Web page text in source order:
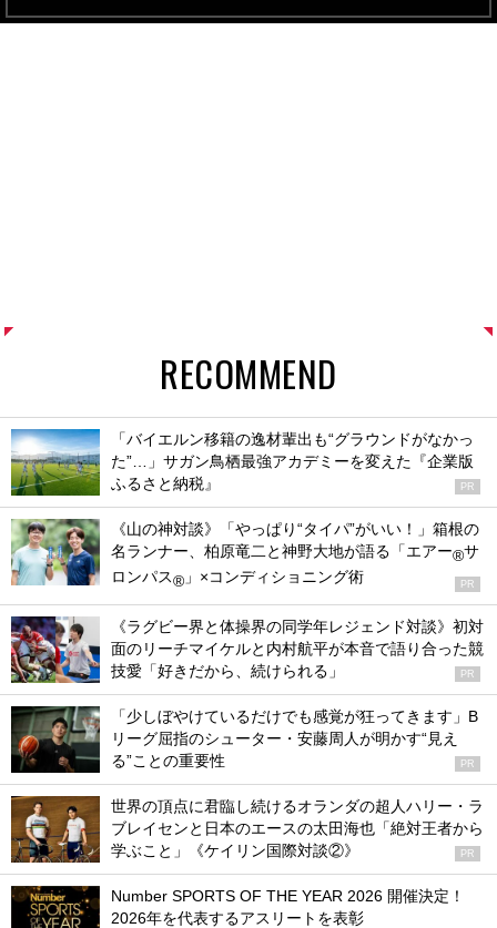
RECOMMEND
「バイエルン移籍の逸材輩出も“グラウンドがなかっ
た”…」サガン鳥栖最強アカデミーを変えた『企業版
ふるさと納税』
PR
《山の神対談》「やっぱり“タイパ”がいい！」箱根の
名ランナー、柏原竜二と神野大地が語る「エアー®サ
ロンパス® 」×コンディショニング術 PR
《ラグビー界と体操界の同学年レジェンド対談》初対
面のリーチマイケルと内村航平が本音で語り合った競
技愛「好きだから、続けられる」
PR
「少しぼやけているだけでも感覚が狂ってきます」B
リーグ屈指のシューター・安藤周人が明かす“見え
る”ことの重要性
PR
世界の頂点に君臨し続けるオランダの超人ハリー・ラ
ブレイセンと日本のエースの太田海也「絶対王者から
学ぶこと」《ケイリン国際対談②》
PR
Number SPORTS OF THE YEAR 2026 開催決定！
2026年を代表するアスリートを表彰